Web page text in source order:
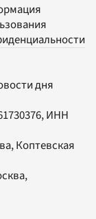
дня
ИНН
Коптевская
,